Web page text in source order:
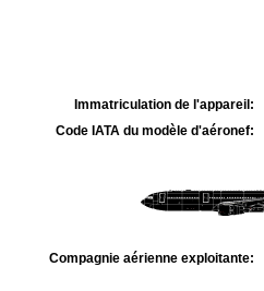
Immatriculation de l'appareil:
Code IATA du modèle d'aéronef:
Compagnie aérienne exploitante: